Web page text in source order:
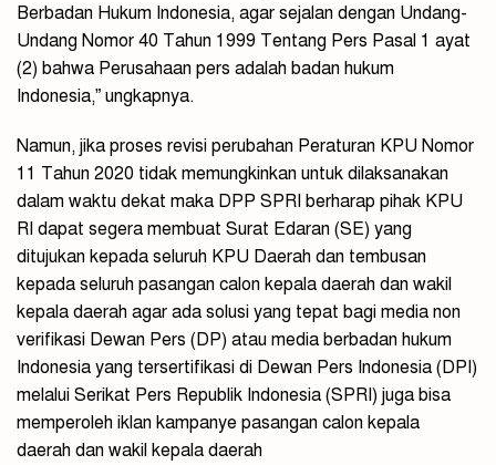
Berbadan Hukum Indonesia, agar sejalan dengan Undang-
Undang Nomor 40 Tahun 1999 Tentang Pers Pasal 1 ayat
(2) bahwa Perusahaan pers adalah badan hukum
Indonesia,” ungkapnya.
Namun, jika proses revisi perubahan Peraturan KPU Nomor
11 Tahun 2020 tidak memungkinkan untuk dilaksanakan
dalam waktu dekat maka DPP SPRI berharap pihak KPU
RI dapat segera membuat Surat Edaran (SE) yang
ditujukan kepada seluruh KPU Daerah dan tembusan
kepada seluruh pasangan calon kepala daerah dan wakil
kepala daerah agar ada solusi yang tepat bagi media non
verifikasi Dewan Pers (DP) atau media berbadan hukum
Indonesia yang tersertifikasi di Dewan Pers Indonesia (DPI)
melalui Serikat Pers Republik Indonesia (SPRI) juga bisa
memperoleh iklan kampanye pasangan calon kepala
daerah dan wakil kepala daerah